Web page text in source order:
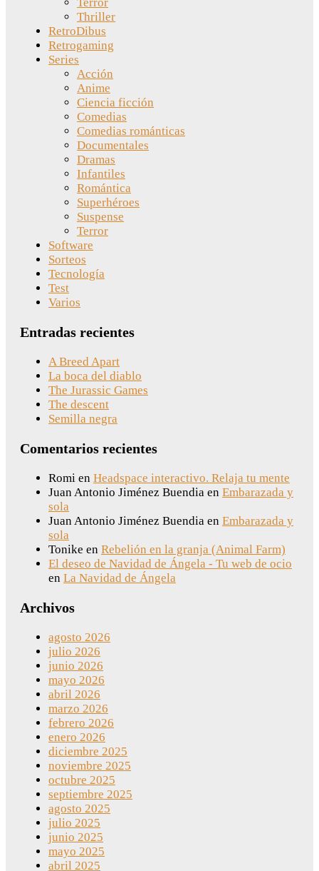
Thriller
RetroDibus
Retrogaming
Series
Acción
Anime
Ciencia ficción
Comedias
Comedias románticas
Documentales
Dramas
Infantiles
Romántica
Superhéroes
Suspense
Terror
Software
Sorteos
Tecnología
Test
Varios
Entradas recientes
A Breed Apart
La boca del diablo
The Jurassic Games
The descent
Semilla negra
Comentarios recientes
Romi en Headspace interactivo. Relaja tu mente
Juan Antonio Jiménez Buendia en Embarazada y
sola
Juan Antonio Jiménez Buendia en Embarazada y
sola
Tonike en Rebelión en la granja (Animal Farm)
El deseo de Navidad de Ángela - Tu web de ocio
en La Navidad de Ángela
Archivos
agosto 2026
julio 2026
junio 2026
mayo 2026
abril 2026
marzo 2026
febrero 2026
enero 2026
diciembre 2025
noviembre 2025
octubre 2025
septiembre 2025
agosto 2025
julio 2025
junio 2025
mayo 2025
abril 2025